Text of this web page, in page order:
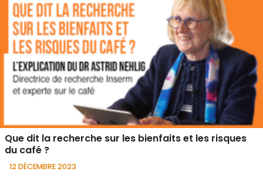
Que dit la recherche sur les bienfaits et les risques
du café ?
12 DÉCEMBRE 2023